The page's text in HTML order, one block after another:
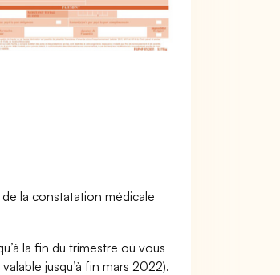
la constatation médicale
la fin du trimestre où vous
jusqu’à fin mars 2022).